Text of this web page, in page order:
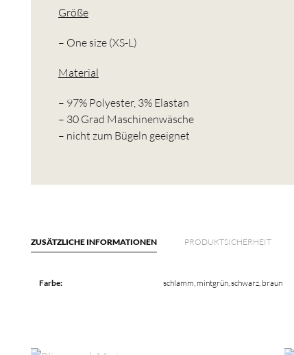
Größe
– One size (XS-L)
Material
– 97% Polyester, 3% Elastan
– 30 Grad Maschinenwäsche
– nicht zum Bügeln geeignet
ZUSÄTZLICHE INFORMATIONEN PRODUKTSICHERHEIT
Farbe: schlamm, mintgrün, schwarz, braun